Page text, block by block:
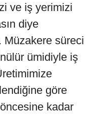
ve iş yerimizi
diye
Müzakere süreci
ümidiyle iş
göre
kadar